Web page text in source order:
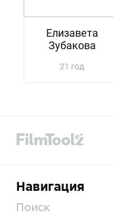
Елизавета
Зубакова
21 год
Навигация
Поиск